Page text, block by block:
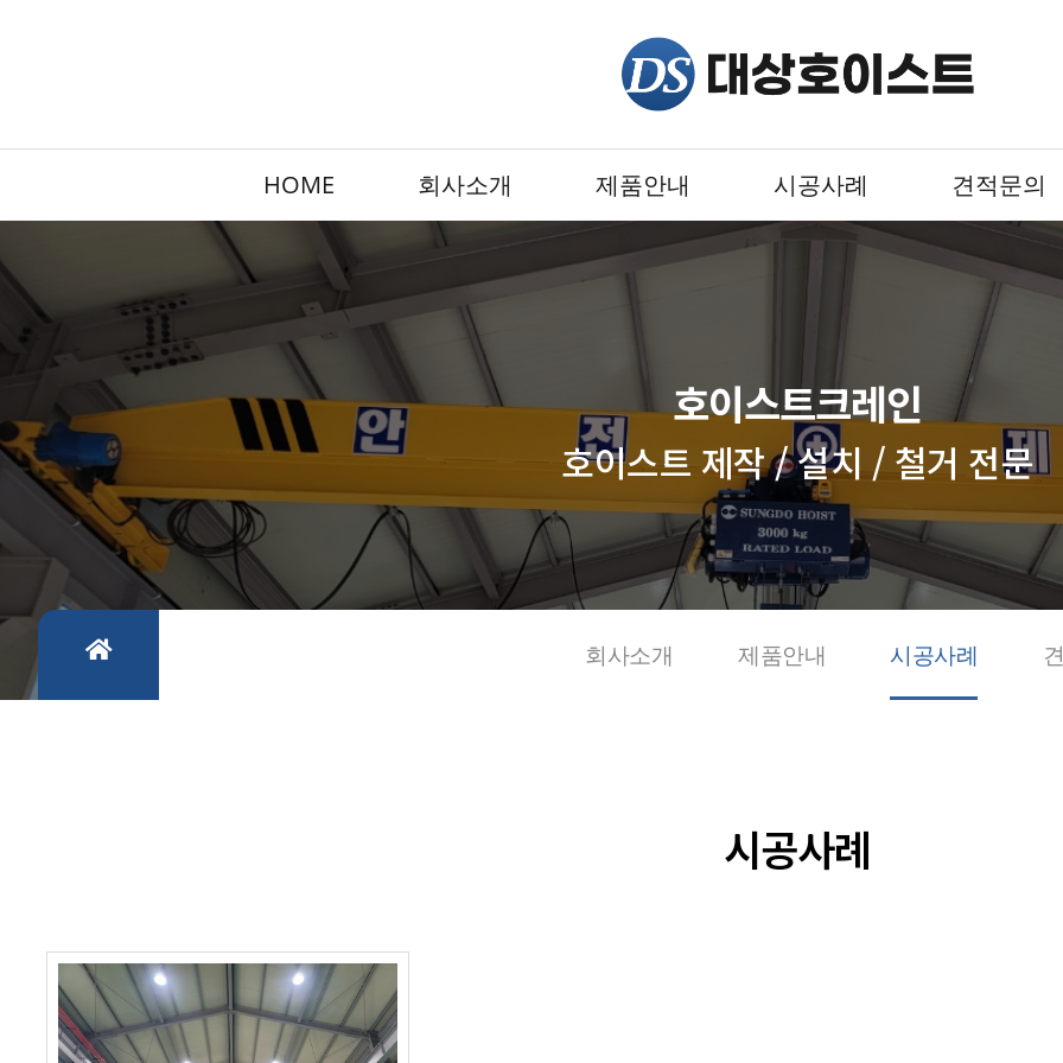
HOME 회사소개 제품안내 시공사례 견적문의
호이스트크레인
호이스트 제작 / 설치 / 철거 전문
회사소개 제품안내 시공사례
시공사례